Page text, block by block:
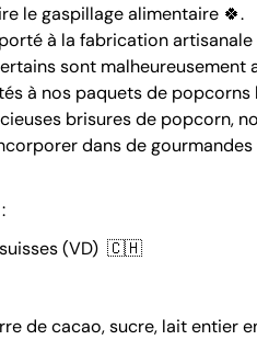
le gaspillage alimentaire 🍀.
à la fabrication artisanale
sont malheureusement
à nos paquets de popcorns
brisures de popcorn,
dans de
(VD) 🇨🇭
de cacao, sucre, laitentier